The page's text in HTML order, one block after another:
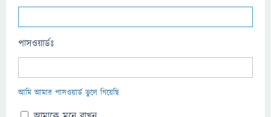
পাসওয়ার্ডঃ
আমি আমার পাসওয়ার্ড ভুলে গিয়েছি